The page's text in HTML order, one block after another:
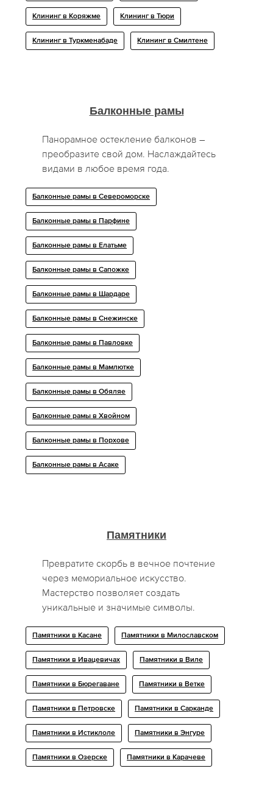
Клининг в Коряжме Клининг в Тюри
Клининг в Туркменабаде Клининг в Смилтене
Балконные рамы
Панорамное остекление балконов –
преобразите свой дом. Наслаждайтесь
видами в любое время года.
Балконные рамы в Североморске
Балконные рамы в Парфине
Балконные рамы в Елатьме
Балконные рамы в Сапожке
Балконные рамы в Шардаре
Балконные рамы в Снежинске
Балконные рамы в Павловке
Балконные рамы в Мамлютке
Балконные рамы в Обяляе
Балконные рамы в Хвойном
Балконные рамы в Порхове
Балконные рамы в Асаке
Памятники
Превратите скорбь в вечное почтение
через мемориальное искусство.
Мастерство позволяет создать
уникальные и значимые символы.
Памятники в Касане Памятники в Милославском
Памятники в Ивацевичах Памятники в Виле
Памятники в Бюрегаване Памятники в Ветке
Памятники в Петровске Памятники в Сарканде
Памятники в Истиклоле Памятники в Энгуре
Памятники в Озерске Памятники в Карачеве